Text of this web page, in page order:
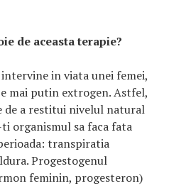
de aceasta terapie?
in viata unei femei,
mai putin extrogen. Astfel,
de a restitui nivelul natural
organismul sa faca fata
transpiratia
Progestogenul
feminin, progesteron)